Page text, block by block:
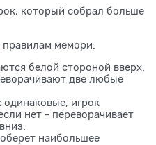
который собрал больше
мемори:
белой стороной вверх.
две любые
игрок
нет - переворачивает
наибольшее